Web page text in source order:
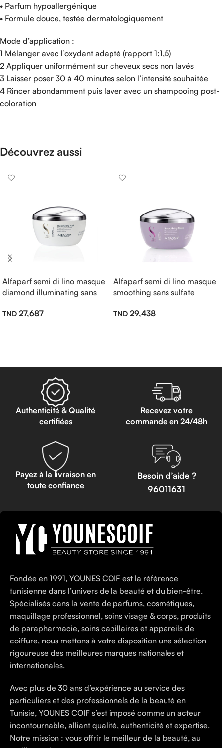
• Parfum hypoallergénique
• Formule douce, testée dermatologiquement
Mode d’application :
1 Mélanger avec l’oxydant adapté (rapport 1:1,5)
2 Appliquer uniformément sur cheveux secs non lavés
3 Laisser poser 30 à 40 minutes selon l’intensité souhaitée
4 Rincer abondamment puis laver avec un shampooing post-
coloration
Découvrez aussi
Alfaparf semi di lino masque
diamond illuminating sans
27,687
Alfaparf semi di lino masque
smoothing sans sulfate
29,438
Authenticité & Qualité
certifiées
Recevez votre
commande en 24/48h
Payez à la livraison en
toute confiance
Besoin d’aide ?
96011631
Fondée en 1991, YOUNES COIF est la référence
tunisienne dans l’univers de la beauté et du bien-être.
Spécialisés dans la vente de parfums, cosmétiques,
maquillage professionnel, soins visage & corps, produits
de parapharmacie, soins capillaires et appareils de
coiffure, nous mettons à votre disposition une sélection
rigoureuse des meilleures marques nationales et
internationales.
Avec plus de 30 ans d’expérience au service des
particuliers et des professionnels de la beauté en
Tunisie, YOUNES COIF s’est imposé comme un acteur
incontournable, alliant qualité, authenticité et expertise.
Notre mission : vous offrir le meilleur de la beauté, au